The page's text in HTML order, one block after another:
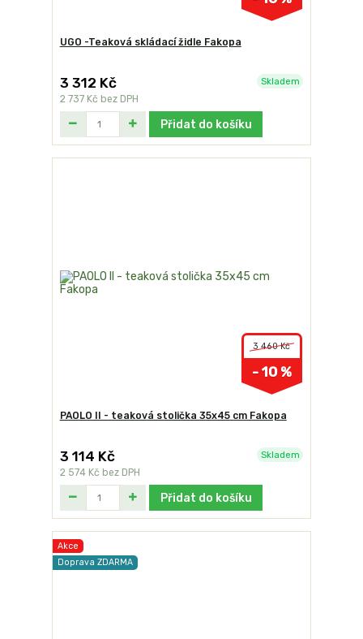
UGO -Teaková skládací židle Fakopa
3 312 Kč
2 737 Kč bez DPH
Skladem
Přidat do košíku
3 460 Kč
- 10 %
PAOLO II - teaková stolička 35x45 cm Fakopa
3 114 Kč
2 574 Kč bez DPH
Skladem
Přidat do košíku
Akce
Doprava ZDARMA